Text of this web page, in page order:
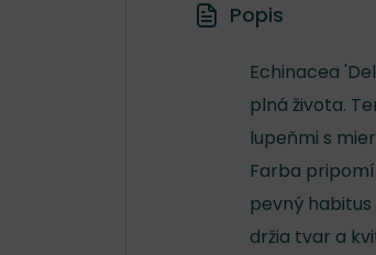
Popis
Echinacea
plná života.
lupeňmi s
Farba
pevný
držia tvar a